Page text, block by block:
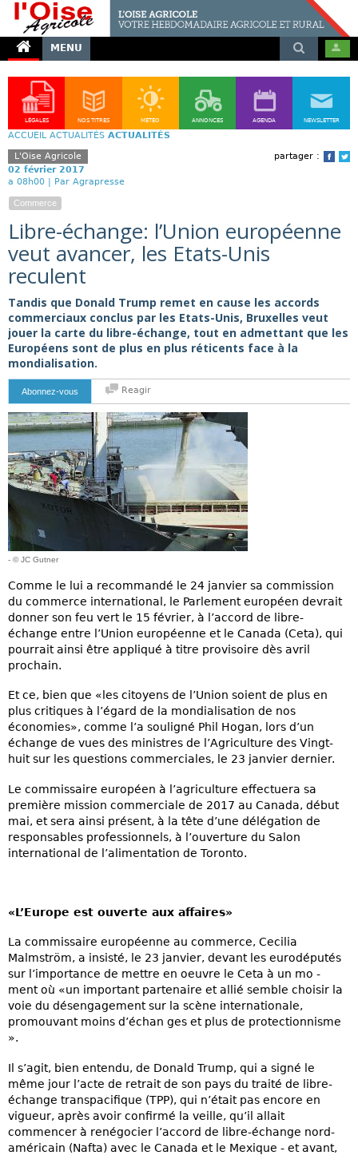
MENU
LÉGALES NOS TITRES MÉTÉO ANNONCES AGENDA NEWSLETTER
ACCUEIL ACTUALITÉS ACTUALITÉS
partager :
L'Oise Agricole
02 février 2017
a 08h00 | Par Agrapresse
Commerce
Libre-échange: l’Union européenne
veut avancer, les Etats-Unis
reculent
Tandis que Donald Trump remet en cause les accords
commerciaux conclus par les Etats-Unis, Bruxelles veut
jouer la carte du libre-échange, tout en admettant que les
Européens sont de plus en plus réticents face à la
mondialisation.
Abonnez-vous Reagir
- © JC Gutner
Comme le lui a recommandé le 24 janvier sa commission
du commerce international, le Parlement européen devrait
donner son feu vert le 15 février, à l’accord de libre-
échange entre l’Union européenne et le Canada (Ceta), qui
pourrait ainsi être appliqué à titre provisoire dès avril
prochain.
Et ce, bien que «les citoyens de l’Union soient de plus en
plus critiques à l’égard de la mondialisation de nos
économies», comme l’a souligné Phil Hogan, lors d’un
échange de vues des ministres de l’Agriculture des Vingt-
huit sur les questions commerciales, le 23 janvier dernier.
Le commissaire européen à l’agriculture effectuera sa
première mission commerciale de 2017 au Canada, début
mai, et sera ainsi présent, à la tête d’une délégation de
responsables professionnels, à l’ouverture du Salon
international de l’alimentation de Toronto.
«L’Europe est ouverte aux affaires»
La commissaire européenne au commerce, Cecilia
Malmström, a insisté, le 23 janvier, devant les eurodéputés
sur l’importance de mettre en oeuvre le Ceta à un mo -
ment où «un important partenaire et allié semble choisir la
voie du désengagement sur la scène internationale,
promouvant moins d’échan ges et plus de protectionnisme
».
Il s’agit, bien entendu, de Donald Trump, qui a signé le
même jour l’acte de retrait de son pays du traité de libre-
échange transpacifique (TPP), qui n’était pas encore en
vigueur, après avoir confirmé la veille, qu’il allait
commencer à renégocier l’accord de libre-échange nord-
américain (Nafta) avec le Canada et le Mexique - et avant,